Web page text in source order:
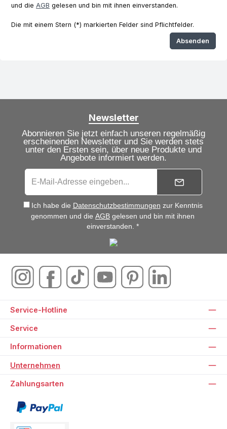
und die AGB gelesen und bin mit ihnen einverstanden.
Die mit einem Stern (*) markierten Felder sind Pflichtfelder.
Absenden
Newsletter
Abonnieren Sie jetzt einfach unseren regelmäßig
erscheinenden Newsletter und Sie werden stets
unter den Ersten sein, über neue Produkte und
Angebote informiert werden.
Ich habe die Datenschutzbestimmungen zur Kenntnis
genommen und die AGB gelesen und bin mit ihnen
einverstanden. *
Service-Hotline
Service
Informationen
Unternehmen
Zahlungsarten